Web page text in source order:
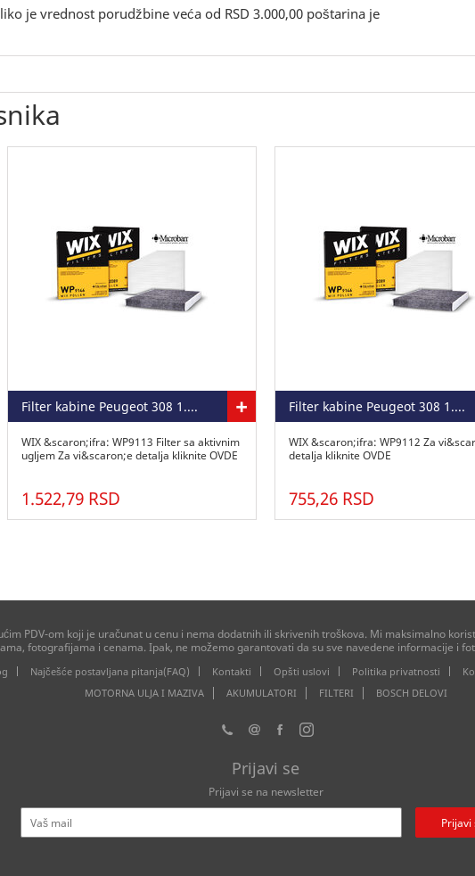
je vrednost porudžbine veća od RSD 3.000,00 poštarina je
Filter kabine Peugeot 308 1.6 HDI sa aktivnim ugljem +
WIX &scaron;ifra: WP9113 Filter sa aktivnim
ugljem Za vi&scaron;e detalja kliknite OVDE
1.522,79 RSD
Filter kabine Peugeot 308 1.6 HDI
WIX &scaron;ifra: WP9112 Za
detalja kliknite OVDE
755,26 RSD
PDV-om koji je uračunat u cenu i nema dodatnih ili skrivenih troškova. Mi maksimalno
fotografijama i cenama. Ipak, ne možemo garantovati da su sve navedene informacije i
Najčešće postavljana pitanja(FAQ) Kontakti Opšti uslovi Politika privatnosti
MOTORNA ULJA I MAZIVA
AKUMULATORI FILTERI BOSCH DELOVI
Prijavi se
Prijavi se na newsletter
Prijavi